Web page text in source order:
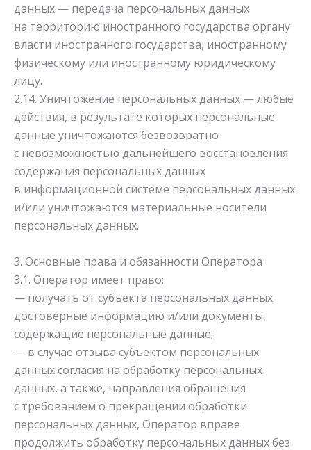
данных — передача персональных данных
на территорию иностранного государства органу
власти иностранного государства, иностранному
физическому или иностранному юридическому
лицу.
2.14. Уничтожение персональных данных — любые
действия, в результате которых персональные
данные уничтожаются безвозвратно
с невозможностью дальнейшего восстановления
содержания персональных данных
в информационной системе персональных данных
и/или уничтожаются материальные носители
персональных данных.
3. Основные права и обязанности Оператора
3.1. Оператор имеет право:
— получать от субъекта персональных данных
достоверные информацию и/или документы,
содержащие персональные данные;
— в случае отзыва субъектом персональных
данных согласия на обработку персональных
данных, а также, направления обращения
с требованием о прекращении обработки
персональных данных, Оператор вправе
продолжить обработку персональных данных без